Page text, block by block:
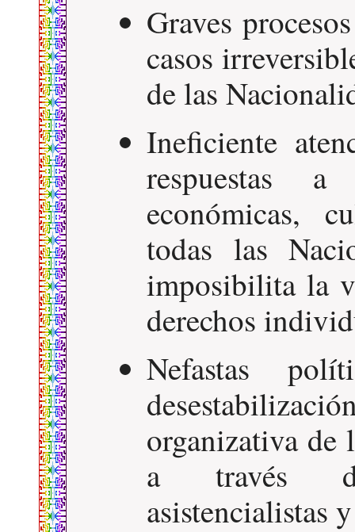
Graves
casos
de las
Ineficiente
respuestas
económicas,
todas las
imposibilita la
derechos
Nefastas
organizativa de
a través
asistencialistas